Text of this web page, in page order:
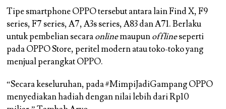
Tipe smartphone OPPO tersebut antara lain Find X, F9
series, F7 series, A7, A3s series, A83 dan A71. Berlaku
untuk pembelian secaraonlinemaupunofflineseperti
pada OPPO Store, peritel modern atau toko-toko yang
menjual perangkat OPPO.
“Secara keseluruhan, pada #MimpiJadiGampang OPPO
menyediakan hadiah dengan nilai lebih dari Rp10